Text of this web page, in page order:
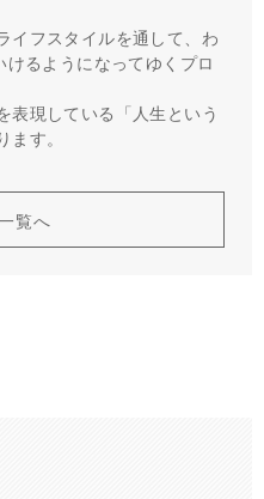
イフスタイルを通して、わ
けるようになってゆくプロ
表現している「人生という
す。
覧へ